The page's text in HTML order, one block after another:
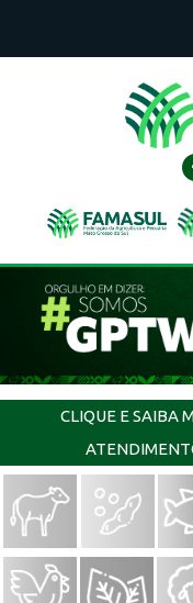
CLIQUE E SAIBA